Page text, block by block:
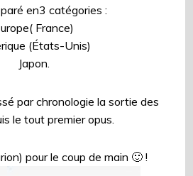
en3 catégories :
France)
(États-Unis)
Japon.
par chronologie la sortie des
le tout premier opus.
pour le coup de main 🙂 !